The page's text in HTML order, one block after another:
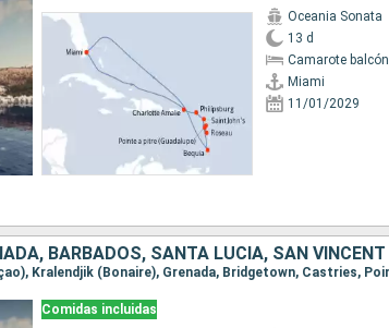
Oceania Sonata
13 d
Camarote balcón
Miami
11/01/2029
Comidas incluidas